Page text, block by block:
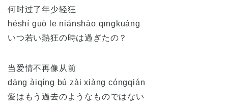
何时过了年少轻狂
héshí guò le niánshào qīngkuáng
いつ若い熱狂の時は過ぎたの？
当爱情不再像从前
dāng àiqíng bú zài xiàng cóngqián
愛はもう過去のようなものではない